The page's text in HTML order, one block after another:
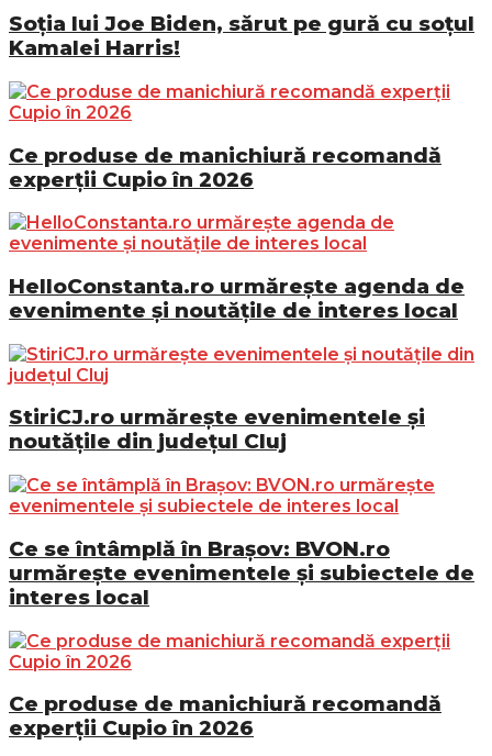
Soția lui Joe Biden, sărut pe gură cu soțul
Kamalei Harris!
Ce produse de manichiură recomandă
experții Cupio în 2026
HelloConstanta.ro urmărește agenda de
evenimente și noutățile de interes local
StiriCJ.ro urmărește evenimentele și
noutățile din județul Cluj
Ce se întâmplă în Brașov: BVON.ro
urmărește evenimentele și subiectele de
interes local
Ce produse de manichiură recomandă
experții Cupio în 2026